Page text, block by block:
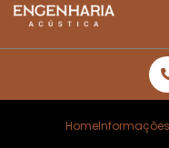
HomeInformações